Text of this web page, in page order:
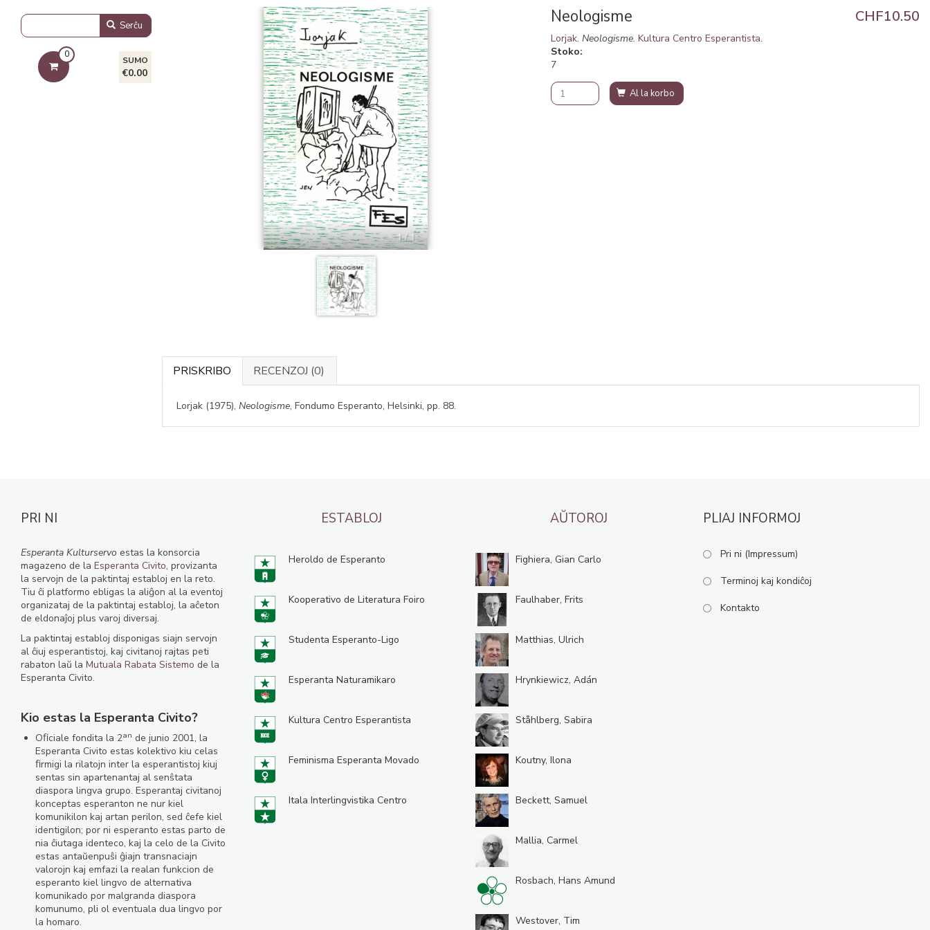
1 / 1
Neologisme CHF10.50
Lorjak.Neologisme. Kultura Centro Esperantista.
Stoko
7
Al la korbo
PRISKRIBO RECENZOJ (0)
Lorjak (1975), Neologisme, Fondumo Esperanto, Helsinki, pp. 88.
Serĉu
0
SUMO
€0.00
PRI NI
Esperanta Kulturservo estas la konsorcia
magazeno de la Esperanta Civito, provizanta
la servojn de la paktintaj establoj en la reto.
Tiu ĉi platformo ebligas la aliĝon al la eventoj
organizataj de la paktintaj establoj, la aĉeton
de eldonaĵoj plus varoj diversaj.
La paktintaj establoj disponigas siajn servojn
al ĉiuj esperantistoj, kaj civitanoj rajtas peti
rabaton laŭ la Mutuala Rabata Sistemo de la
Esperanta Civito.
Kio estas la Esperanta Civito?
Oﬁciale fondita la 2an de junio 2001, la
Esperanta Civito estas kolektivo kiu celas
ﬁrmigi la rilatojn inter la esperantistoj kiuj
sentas sin apartenantaj al senŝtata
diaspora lingva grupo. Esperantaj civitanoj
konceptas esperanton ne nur kiel
komunikilon kaj artan perilon, sed ĉefe kiel
identigilon; por ni esperanto estas parto de
nia ĉiutaga identeco, kaj la celo de la Civito
estas antaŭenpuŝi ĝiajn transnaciajn
valorojn kaj emfazi la realan funkcion de
esperanto kiel lingvo de alternativa
komunikado por malgranda diaspora
komunumo, pli ol eventuala dua lingvo por
la homaro.
ESTABLOJ
Heroldo de Esperanto
Kooperativo de Literatura Foiro
Studenta Esperanto-Ligo
Esperanta Naturamikaro
Kultura Centro Esperantista
Feminisma Esperanta Movado
Itala Interlingvistika Centro
AŬTOROJ
Fighiera, Gian Carlo
Faulhaber, Frits
Matthias, Ulrich
Hrynkiewicz, Adán
Ståhlberg, Sabira
Koutny, Ilona
Beckett, Samuel
Mallia, Carmel
Rosbach, Hans Amund
Westover, Tim
PLIAJ INFORMOJ
Pri ni (Impressum)
Terminoj kaj kondiĉoj
Kontakto